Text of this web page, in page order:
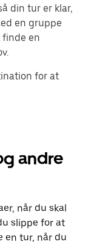
din tur er klar,
en gruppe
finde en
for at
andre
når du skal
slippe for at
en tur, når du